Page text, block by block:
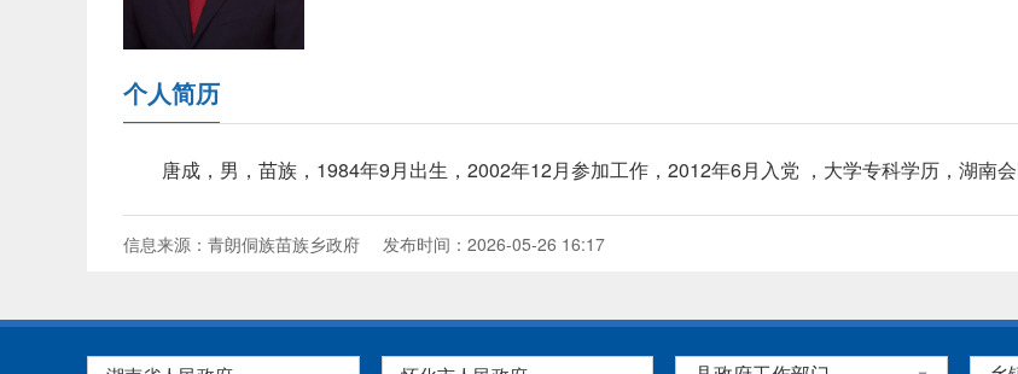
个人简历
唐成，男，苗族，1984年9月出生，2002年12月参加工作，2012年6月入党 ，大学专科学历，湖南会
信息来源：青朗侗族苗族乡政府 发布时间：2026-05-26 16:17